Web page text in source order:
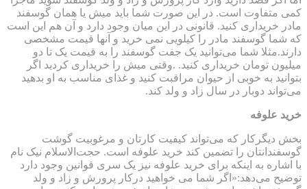
کمی متفاوت‌ است. در این صورت شما باید میش یا همان گوسفند
مادر خریداری کنید. قانونی در این میان وجود دارد و آن هم این است
که شما گوسفند مادر را کیلویی نمی خرید و آنها قیمت مشخصی
دارند.مثلا شما می‌توانید یک جفت گوسفند را به قیمت یک تا دو
میلیون تومان خریداری کنید. .وقتی میش را خریداری کردید اگر
بتوانید به خوبی از حیوان مراقبت کنید و غذای مناسب به او بدهید
می‌تواند دوبار در سال زاد و ولد کند.
خرید علوفه
بخش دیگرکار که می‌تواند کیفیت کارتان و مرغوبیت گوشت
گوسفندانتان را تضمین کند خرید علوفه است.‌ حجت‌الاسلام نیک نام
با اشاره به اینکه برای خرید علوفه نیز یک سری قوانین وجود دارد
توضیح می‌دهد:«اگر شما می خواهید درکار پرورش و زاد و ولد